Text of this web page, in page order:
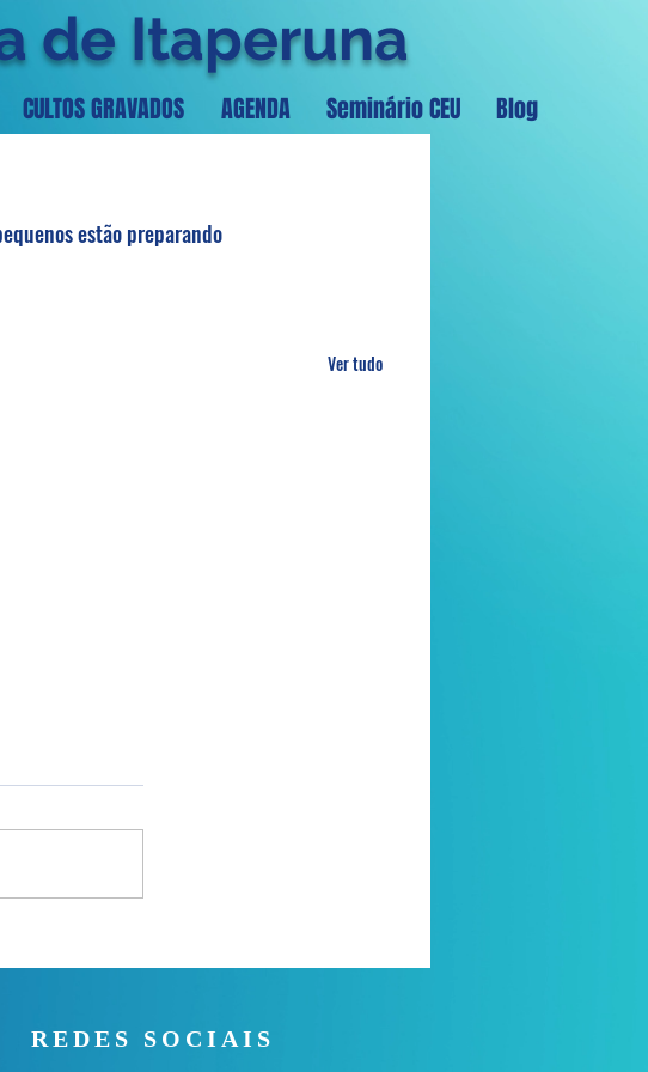
CULTOS GRAVADOS AGENDA Seminário CEU Blog
de Itaperuna
estão preparando
Ver tudo
REDES SOCIAIS